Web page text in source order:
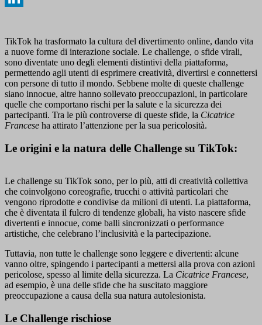
TikTok ha trasformato la cultura del divertimento online, dando vita
a nuove forme di interazione sociale. Le challenge, o sfide virali,
sono diventate uno degli elementi distintivi della piattaforma,
permettendo agli utenti di esprimere creatività, divertirsi e connettersi
con persone di tutto il mondo. Sebbene molte di queste challenge
siano innocue, altre hanno sollevato preoccupazioni, in particolare
quelle che comportano rischi per la salute e la sicurezza dei
partecipanti. Tra le più controverse di queste sfide, la Cicatrice
Francese ha attirato l’attenzione per la sua pericolosità.
Le origini e la natura delle Challenge su TikTok:
Le challenge su TikTok sono, per lo più, atti di creatività collettiva
che coinvolgono coreografie, trucchi o attività particolari che
vengono riprodotte e condivise da milioni di utenti. La piattaforma,
che è diventata il fulcro di tendenze globali, ha visto nascere sfide
divertenti e innocue, come balli sincronizzati o performance
artistiche, che celebrano l’inclusività e la partecipazione.
Tuttavia, non tutte le challenge sono leggere e divertenti: alcune
vanno oltre, spingendo i partecipanti a mettersi alla prova con azioni
pericolose, spesso al limite della sicurezza. La Cicatrice Francese,
ad esempio, è una delle sfide che ha suscitato maggiore
preoccupazione a causa della sua natura autolesionista.
Le Challenge rischiose